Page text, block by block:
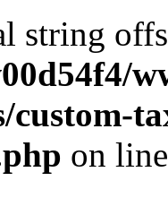
string
custom-
on